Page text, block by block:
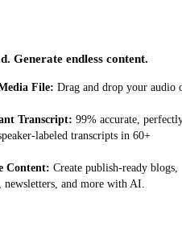
Generate endless content.
File: Drag and drop your audio
Transcript: 99% accurate,
labeled transcripts in 60+
Content: Create publish-ready blogs,
newsletters, and more with AI.